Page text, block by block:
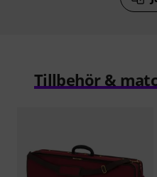
Tillbehör &